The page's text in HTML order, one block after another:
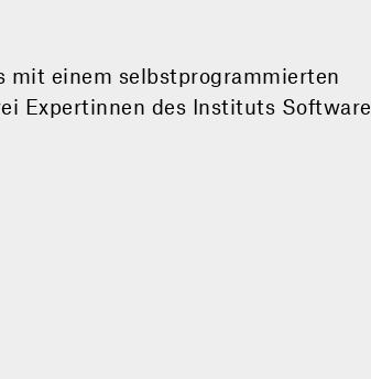
mit einem selbst­programmierten
Expertinnen des Instituts Software